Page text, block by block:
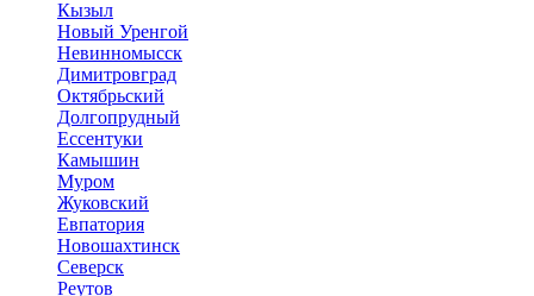
Кызыл
Новый Уренгой
Невинномысск
Димитровград
Октябрьский
Долгопрудный
Ессентуки
Камышин
Муром
Жуковский
Евпатория
Новошахтинск
Северск
Реутов